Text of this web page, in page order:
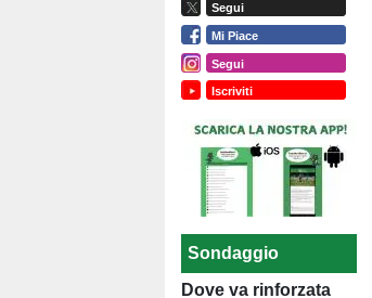
Segui
Mi Piace
Segui
Iscriviti
Sondaggio
Dove va rinforzata